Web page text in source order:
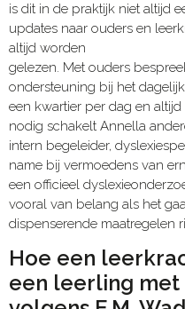
is dit in de praktijk niet altijd
updates naar ouders en
altijd worden
gelezen. Met ouders
ondersteuning bij het
een kwartier per dag en
nodig schakelt Annella
intern begeleider,
name bij vermoedens van
een officieel
vooral van belang als het
dispenserende maatregelen
Hoe een
een leerling